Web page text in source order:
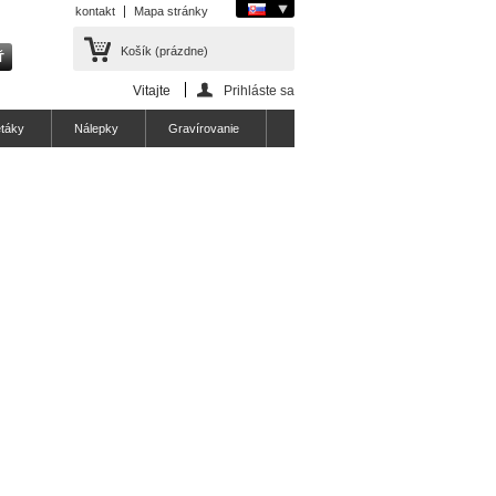
kontakt Mapa stránky
Košík (prázdne)
Vitajte Prihláste sa
Nálepky Gravírovanie